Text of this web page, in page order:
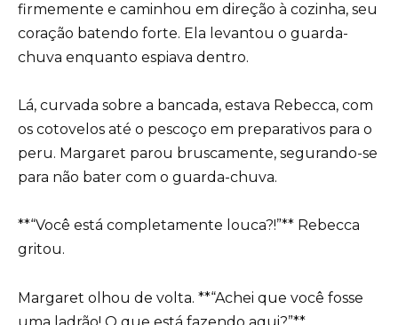
firmemente e caminhou em direção à cozinha, seu
coração batendo forte. Ela levantou o guarda-
chuva enquanto espiava dentro.
Lá, curvada sobre a bancada, estava Rebecca, com
os cotovelos até o pescoço em preparativos para o
peru. Margaret parou bruscamente, segurando-se
para não bater com o guarda-chuva.
**“Você está completamente louca?!”** Rebecca
gritou.
Margaret olhou de volta. **“Achei que você fosse
uma ladrão! O que está fazendo aqui?”**